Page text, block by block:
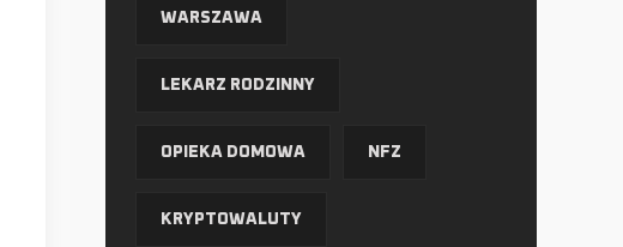
WARSZAWA
LEKARZ RODZINNY
OPIEKA DOMOWA NFZ
KRYPTOWALUTY